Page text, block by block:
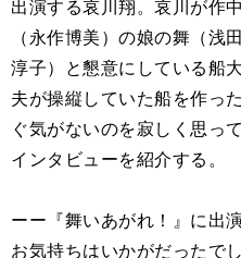
出演する哀川翔。哀川が作
（永作博美）の娘の舞（浅
淳子）と懇意にしている船
夫が操縦していた船を作っ
ぐ気がないのを寂しく思っ
インタビューを紹介する。
ーー『舞いあがれ！』に出
お気持ちはいかがだったで